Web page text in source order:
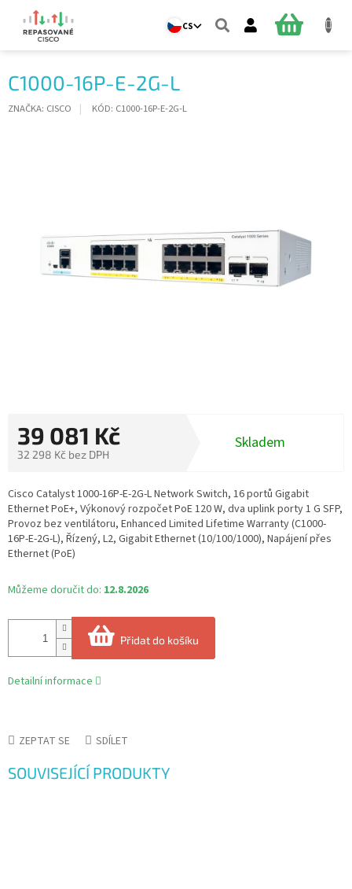
obsah
CS
NÁKUPNÍ
C1000-16P-E-2G-L
ZNAČKA: CISCO KÓD: C1000-16P-E-2G-L
39 081 Kč
32 298 Kč bez DPH
cena:
Skladem
Můžeme doručit do: 12.8.2026
Přidat do košíku
Cisco Catalyst 1000-16P-E-2G-L Network Switch, 16 portů Gigabit
Ethernet PoE+, Výkonový rozpočet PoE 120 W, dva uplink porty 1 G SFP,
Provoz bez ventilátoru, Enhanced Limited Lifetime Warranty (C1000-
16P-E-2G-L), Řízený, L2, Gigabit Ethernet (10/100/1000), Napájení přes
Ethernet (PoE)
Detailní informace
ZEPTAT SE SDÍLET
SOUVISEJÍCÍ PRODUKTY